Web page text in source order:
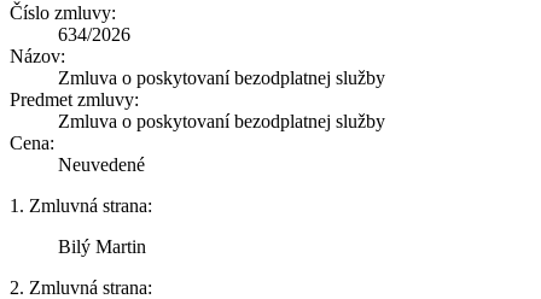
Číslo zmluvy:
634/2026
Názov:
Zmluva o poskytovaní bezodplatnej služby
Predmet zmluvy:
Zmluva o poskytovaní bezodplatnej služby
Cena:
Neuvedené
1. Zmluvná strana:
Bilý Martin
2. Zmluvná strana: